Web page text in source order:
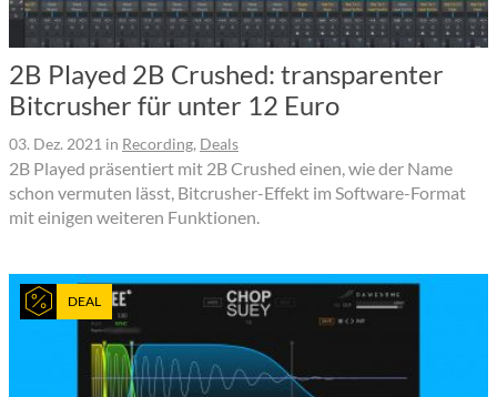
2B Played 2B Crushed: transparenter
Bitcrusher für unter 12 Euro
03. Dez. 2021 in Recording, Deals
2B Played präsentiert mit 2B Crushed einen, wie der Name
schon vermuten lässt, Bitcrusher-Effekt im Software-Format
mit einigen weiteren Funktionen.
DEAL